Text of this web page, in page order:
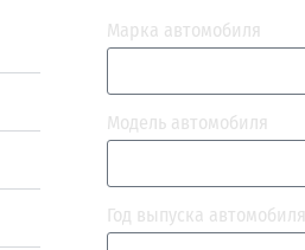
Марка автомобиля
Модель автомобиля
Год выпуска автомобиля